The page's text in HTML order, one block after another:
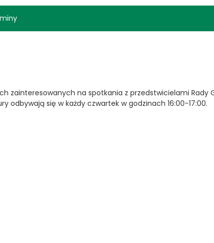
zainteresowanych na spotkania z przedstwicielami Rady
odbywają się w każdy czwartek w godzinach 16:00-17:00.